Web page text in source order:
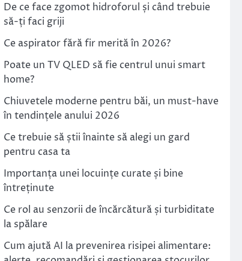
De ce face zgomot hidroforul și când trebuie
să-ți faci griji
Ce aspirator fără fir merită în 2026?
Poate un TV QLED să fie centrul unui smart
home?
Chiuvetele moderne pentru băi, un must-have
în tendințele anului 2026
Ce trebuie să știi înainte să alegi un gard
pentru casa ta
Importanța unei locuințe curate și bine
întreținute
Ce rol au senzorii de încărcătură și turbiditate
la spălare
Cum ajută AI la prevenirea risipei alimentare: